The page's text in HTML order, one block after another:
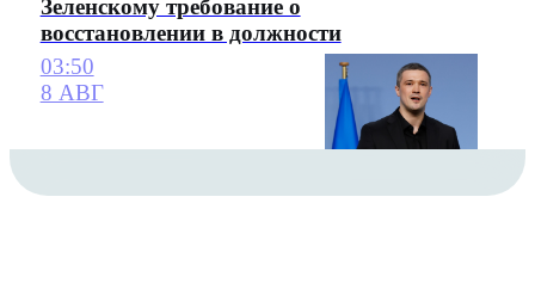
Зеленскому требование о
восстановлении в должности
03:50
8 АВГ